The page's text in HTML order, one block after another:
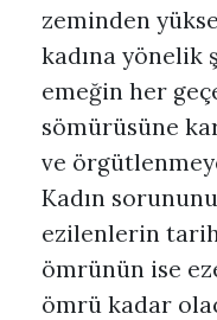
zeminden
kadına yönelik
emeğin her
sömürüsüne
ve
Kadın
ezilenlerin
ömrünün ise
ömrü kadar